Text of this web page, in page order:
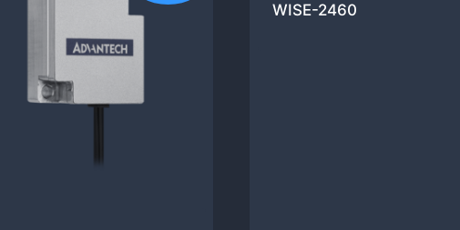
WISE-2460